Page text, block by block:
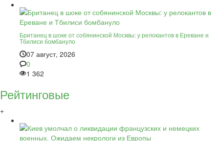
Британец в шоке от собянинской Москвы: у релокантов в Ереване и
Тбилиси бомбануло
07 август, 2026
0
1 362
Рейтинговые
+